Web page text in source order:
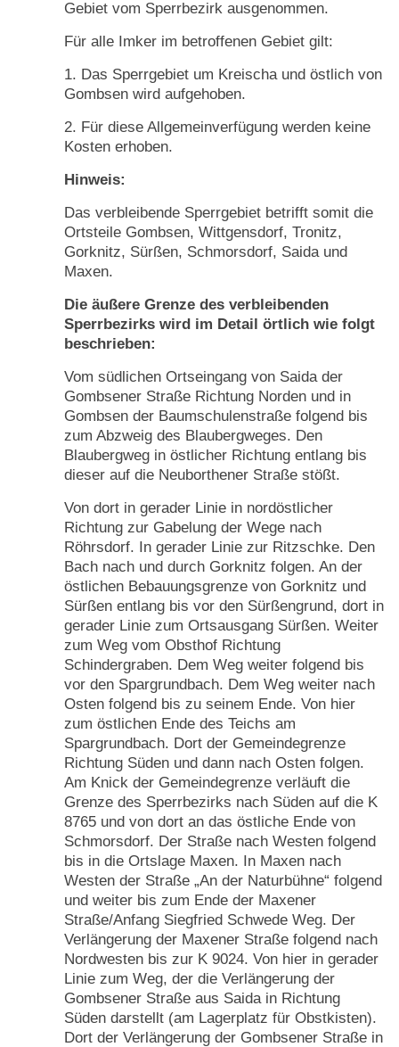
Gebiet vom Sperrbezirk ausgenommen.
Für alle Imker im betroffenen Gebiet gilt:
1. Das Sperrgebiet um Kreischa und östlich von
Gombsen wird aufgehoben.
2. Für diese Allgemeinverfügung werden keine
Kosten erhoben.
Hinweis:
Das verbleibende Sperrgebiet betrifft somit die
Ortsteile Gombsen, Wittgensdorf, Tronitz,
Gorknitz, Sürßen, Schmorsdorf, Saida und
Maxen.
Die äußere Grenze des verbleibenden
Sperrbezirks wird im Detail örtlich wie folgt
beschrieben:
Vom südlichen Ortseingang von Saida der
Gombsener Straße Richtung Norden und in
Gombsen der Baumschulenstraße folgend bis
zum Abzweig des Blaubergweges. Den
Blaubergweg in östlicher Richtung entlang bis
dieser auf die Neuborthener Straße stößt.
Von dort in gerader Linie in nordöstlicher
Richtung zur Gabelung der Wege nach
Röhrsdorf. In gerader Linie zur Ritzschke. Den
Bach nach und durch Gorknitz folgen. An der
östlichen Bebauungsgrenze von Gorknitz und
Sürßen entlang bis vor den Sürßengrund, dort in
gerader Linie zum Ortsausgang Sürßen. Weiter
zum Weg vom Obsthof Richtung
Schindergraben. Dem Weg weiter folgend bis
vor den Spargrundbach. Dem Weg weiter nach
Osten folgend bis zu seinem Ende. Von hier
zum östlichen Ende des Teichs am
Spargrundbach. Dort der Gemeindegrenze
Richtung Süden und dann nach Osten folgen.
Am Knick der Gemeindegrenze verläuft die
Grenze des Sperrbezirks nach Süden auf die K
8765 und von dort an das östliche Ende von
Schmorsdorf. Der Straße nach Westen folgend
bis in die Ortslage Maxen. In Maxen nach
Westen der Straße „An der Naturbühne“ folgend
und weiter bis zum Ende der Maxener
Straße/Anfang Siegfried Schwede Weg. Der
Verlängerung der Maxener Straße folgend nach
Nordwesten bis zur K 9024. Von hier in gerader
Linie zum Weg, der die Verlängerung der
Gombsener Straße aus Saida in Richtung
Süden darstellt (am Lagerplatz für Obstkisten).
Dort der Verlängerung der Gombsener Straße in